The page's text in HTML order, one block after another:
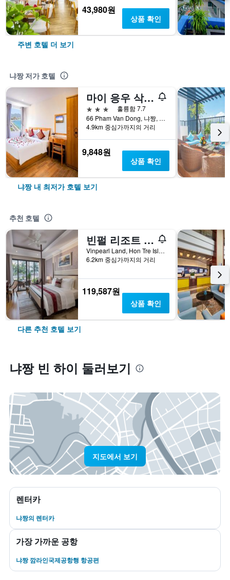
43,980원
상품 확인
주변 호텔 더 보기
냐짱 저가 호텔
마이 응우 삭 - 이리데슨트 클라우즈 호텔
3성급
훌륭함 7.7
66 Pham Van Dong, 냐짱, 베트남
4.9km 중심가까지의 거리
9,848원
상품 확인
냐짱 내 최저가 호텔 보기
추천 호텔
빈펄 리조트 나트랑
Vinpearl Land, Hon Tre Island, 냐짱, 베트남
6.2km 중심가까지의 거리
119,587원
상품 확인
다른 추천 호텔 보기
냐짱 빈 하이 둘러보기
지도에서 보기
렌터카
냐짱​의 렌터카
가장 가까운 공항
냐짱 깜라인국제공항행 항공편